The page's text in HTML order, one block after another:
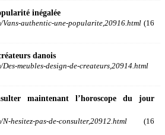
inégalée
Vans-authentic-une-popularite,20916.html (16
danois
meubles-design-de-createurs,20914.html
maintenant l’horoscope du jour
hesitez-pas-de-consulter,20912.html (16